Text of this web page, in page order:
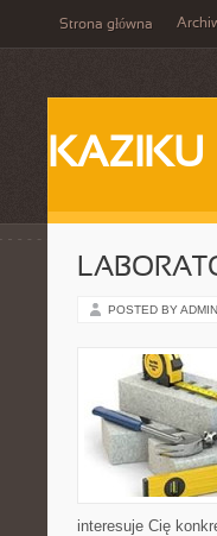
Strona główna
KAZIKU
POSTED BY ADMIN
interesuje Cię